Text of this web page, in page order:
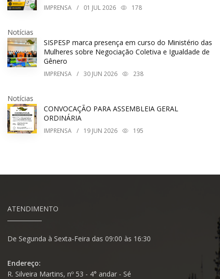
IMPRENSA / 01 JUL 2026 178
Notícias
SISPESP marca presença em curso do Ministério das
Mulheres sobre Negociação Coletiva e Igualdade de
Gênero
IMPRENSA / 30 JUN 2026 238
Notícias
CONVOCAÇÃO PARA ASSEMBLEIA GERAL
ORDINÁRIA
IMPRENSA / 19 JUN 2026 195
ATENDIMENTO
De Segunda à Sexta-Feira das 09:00 às 16:30
Endereço:
R. Silveira Martins, nº 53 - 4° andar - Sé